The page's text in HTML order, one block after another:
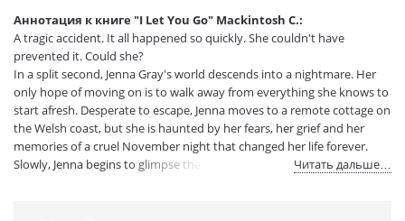
Вес:
280 гр.
Страниц:
388
Код товара:
50000876
Артикул:
295412
ISBN:
9780751554151
В продаже с:
15.07.2020
Аннотация к книге "I Let You Go" Mackintosh C.:
A tragic accident. It all happened so quickly. She couldn't have
prevented it. Could she?
In a split second, Jenna Gray's world descends into a nightmare. Her
only hope of moving on is to walk away from everything she knows to
start afresh. Desperate to escape, Jenna moves to a remote cottage on
the Welsh coast, but she is haunted by her fears, her grief and her
memories of a cruel November night that changed her life forever.
Slowly, Jenna begins to glimpse the potential for happiness in her
Читать дальше…